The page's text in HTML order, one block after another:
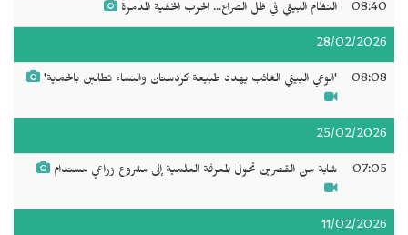
08:40 النظام البيئي في ظل الصراع... الحرب الخفية المدمرة
28/02/2026
08:08 'الوعي البيئي الغائب يهدد طبيعة كردستان والنساء تطالبن بالحماية'
25/02/2026
07:05 شابة من القصرين تحول المعرفة العلمية إلى مشروع زراعي مستدام
11/02/2026